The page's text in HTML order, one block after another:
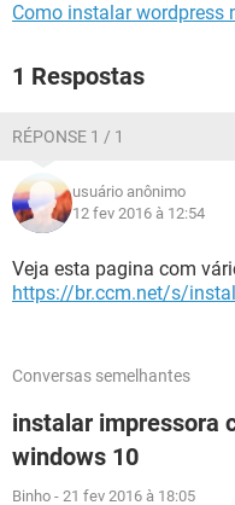
Como instalar wordpress
1 Respostas
RÉPONSE 1 / 1
usuário anônimo
12 fev 2016 à 12:54
Veja esta pagina com
https://br.ccm.net/s/
Conversas semelhantes
instalar impressora
windows 10
Binho - 21 fev 2016 à 18:05